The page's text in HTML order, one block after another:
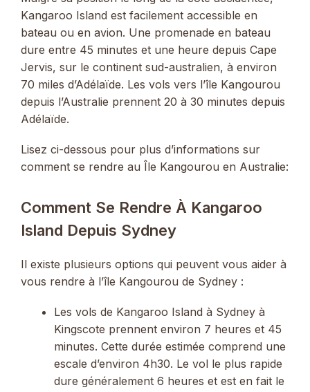
Kangaroo Island est facilement accessible en
bateau ou en avion. Une promenade en bateau
dure entre 45 minutes et une heure depuis Cape
Jervis, sur le continent sud-australien, à environ
70 miles d’Adélaïde. Les vols vers l’île Kangourou
depuis l’Australie prennent 20 à 30 minutes depuis
Adélaïde.
Lisez ci-dessous pour plus d’informations sur
comment se rendre au Île Kangourou en Australie:
Comment Se Rendre À Kangaroo
Island Depuis Sydney
Il existe plusieurs options qui peuvent vous aider à
vous rendre à l’île Kangourou de Sydney :
Les vols de Kangaroo Island à Sydney à
Kingscote prennent environ 7 heures et 45
minutes. Cette durée estimée comprend une
escale d’environ 4h30. Le vol le plus rapide
dure généralement 6 heures et est en fait le